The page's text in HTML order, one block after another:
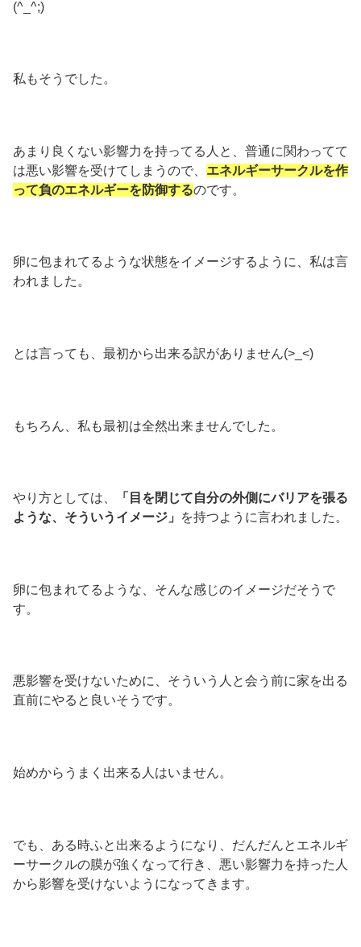
(^_^;)
私もそうでした。
あまり良くない影響力を持ってる人と、普通に関わってて
は悪い影響を受けてしまうので、 エネルギーサークルを作
って負のエネルギーを防御するのです。
卵に包まれてるような状態をイメージするように、私は言
われました。
とは言っても、最初から出来る訳がありません(>_<)
もちろん、私も最初は全然出来ませんでした。
やり方としては、
「目を閉じて自分の外側にバリアを張る
ような、そういうイメージ」
を持つように言われました。
卵に包まれてるような、そんな感じのイメージだそうで
す。
悪影響を受けないために、そういう人と会う前に家を出る
直前にやると良いそうです。
始めからうまく出来る人はいません。
でも、ある時ふと出来るようになり、だんだんとエネルギ
ーサークルの膜が強くなって行き、悪い影響力を持った人
から影響を受けないようになってきます。